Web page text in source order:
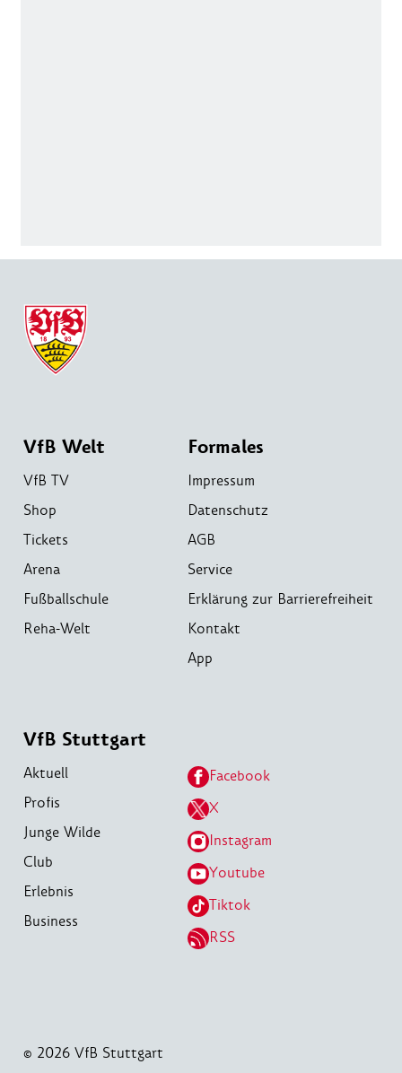
VfB Welt
VfB TV
Shop
Tickets
Arena
Fußballschule
Reha-Welt
Formales
Impressum
Datenschutz
AGB
Service
Erklärung zur Barrierefreiheit
Kontakt
App
VfB Stuttgart
Aktuell
Profis
Junge Wilde
Club
Erlebnis
Business
Facebook
X
Instagram
Youtube
Tiktok
RSS
© 2026 VfB Stuttgart